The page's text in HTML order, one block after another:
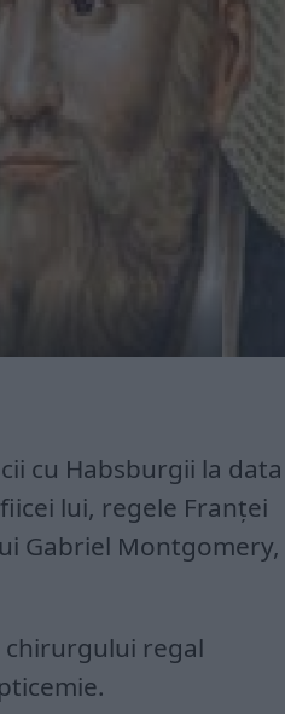
cu Habsburgii la data
lui, regele Franței
Gabriel Montgomery,
chirurgului regal